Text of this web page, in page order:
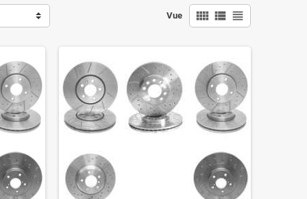
Vue view_comfy view_list view_headline